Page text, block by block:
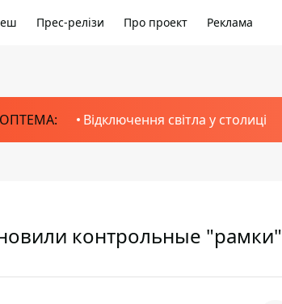
Прес-релізи Про проект Реклама
Відключення світла у столиці
контрольные "рамки"